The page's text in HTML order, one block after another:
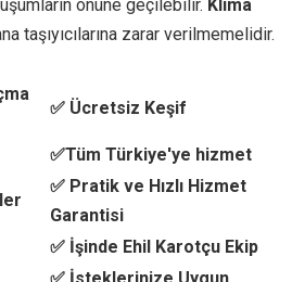
önüne geçilebilir. Klima
taşıyıcılarına zarar verilmemelidir.
✅ Ücretsiz Keşif
✅Tüm Türkiye'ye hizmet
✅ Pratik ve Hızlı Hizmet
Garantisi
✅ İşinde Ehil Karotçu Ekip